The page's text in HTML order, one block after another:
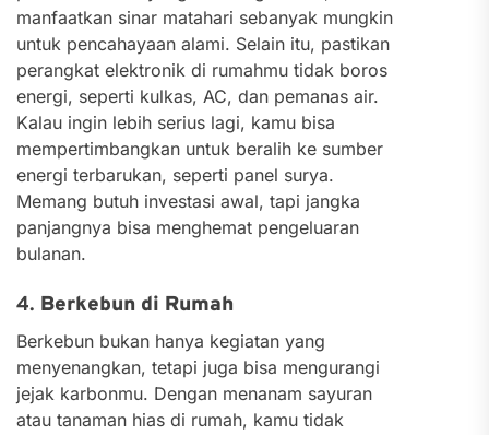
manfaatkan sinar matahari sebanyak mungkin
untuk pencahayaan alami. Selain itu, pastikan
perangkat elektronik di rumahmu tidak boros
energi, seperti kulkas, AC, dan pemanas air.
Kalau ingin lebih serius lagi, kamu bisa
mempertimbangkan untuk beralih ke sumber
energi terbarukan, seperti panel surya.
Memang butuh investasi awal, tapi jangka
panjangnya bisa menghemat pengeluaran
bulanan.
4. Berkebun di Rumah
Berkebun bukan hanya kegiatan yang
menyenangkan, tetapi juga bisa mengurangi
jejak karbonmu. Dengan menanam sayuran
atau tanaman hias di rumah, kamu tidak